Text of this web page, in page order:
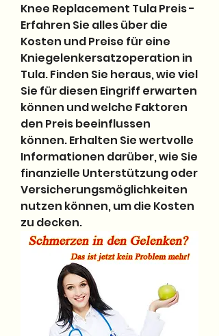
Knee Replacement Tula Preis -
Erfahren Sie alles über die
Kosten und Preise für eine
Kniegelenkersatzoperation in
Tula. Finden Sie heraus, wie viel
Sie für diesen Eingriff erwarten
können und welche Faktoren
den Preis beeinflussen
können. Erhalten Sie wertvolle
Informationen darüber, wie Sie
finanzielle Unterstützung oder
Versicherungsmöglichkeiten
nutzen können, um die Kosten
zu decken.